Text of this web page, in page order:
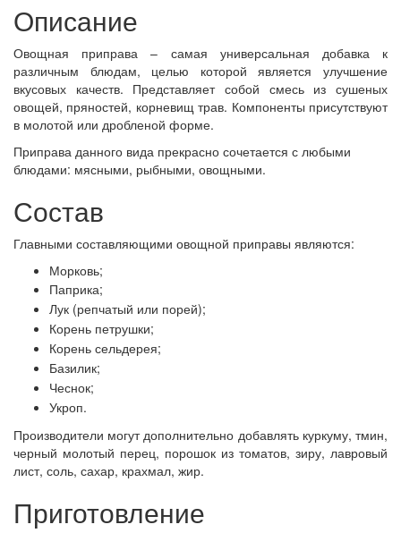
Описание
Овощная приправа – самая универсальная добавка к
различным блюдам, целью которой является улучшение
вкусовых качеств. Представляет собой смесь из сушеных
овощей, пряностей, корневищ трав. Компоненты присутствуют
в молотой или дробленой форме.
Приправа данного вида прекрасно сочетается с любыми
блюдами: мясными, рыбными, овощными.
Состав
Главными составляющими овощной приправы являются:
Морковь;
Паприка;
Лук (репчатый или порей);
Корень петрушки;
Корень сельдерея;
Базилик;
Чеснок;
Укроп.
Производители могут дополнительно добавлять куркуму, тмин,
черный молотый перец, порошок из томатов, зиру, лавровый
лист, соль, сахар, крахмал, жир.
Приготовление